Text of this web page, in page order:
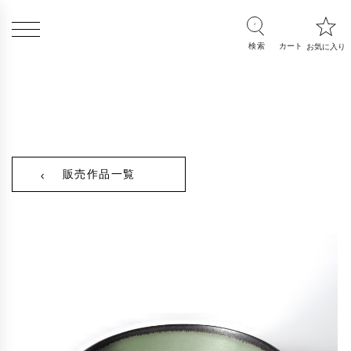
販売作品一覧